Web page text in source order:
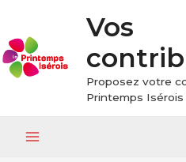
Vos
Proposez votre
Printemps Isérois